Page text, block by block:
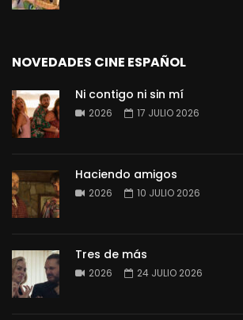
NOVEDADES CINE ESPAÑOL
Ni contigo ni sin mí
2026 17 JULIO 2026
Haciendo amigos
2026 10 JULIO 2026
Tres de más
2026 24 JULIO 2026